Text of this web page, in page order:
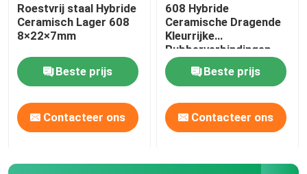
Roestvrij staal Hybride
Ceramisch Lager 608
8×22×7mm
Beste prijs
Contacteer ons
608 Hybride
Ceramische Dragende
Kleurrijke
Rubberverbindingen
van het Siliciumnitride
Si3N4 Beste prijs
Contacteer ons